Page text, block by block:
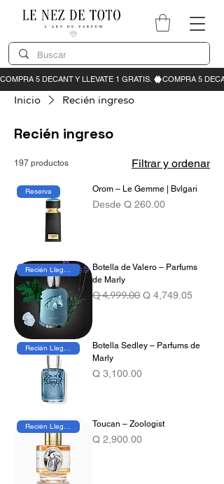
Inicio Recién ingreso
Recién ingreso
197 productos Filtrar y ordenar
Reserva Orom – Le Gemme | Bvlgari
Desde Q 260.00
Precio de oferta
Recién Llegado
Botella de Valero – Parfums
de Marly
Precio
Q 4,999.00 Precio de oferta
Q 4,749.05
Recién Llegado
Botella Sedley – Parfums de
Marly
Precio
Q 3,100.00
Recién Llegado Toucan – Zoologist
Precio
Q 2,900.00